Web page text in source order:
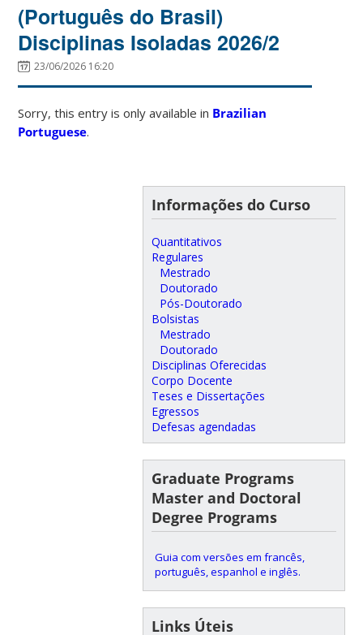
(Português do Brasil)
Disciplinas Isoladas 2026/2
23/06/2026 16:20
Sorry, this entry is only available in Brazilian
Portuguese.
Informações do Curso
Quantitativos
Regulares
Mestrado
Doutorado
Pós-Doutorado
Bolsistas
Mestrado
Doutorado
Disciplinas Oferecidas
Corpo Docente
Teses e Dissertações
Egressos
Defesas agendadas
Graduate Programs
Master and Doctoral
Degree Programs
Guia com versões em francês,
português, espanhol e inglês.
Links Úteis